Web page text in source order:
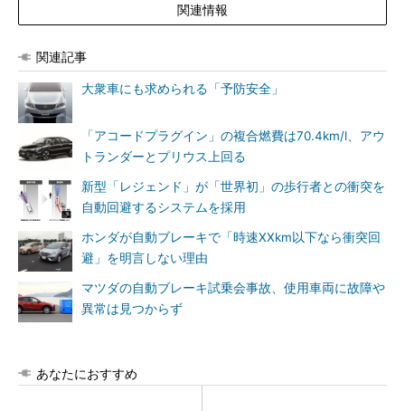
関連情報
関連記事
大衆車にも求められる「予防安全」
「アコードプラグイン」の複合燃費は70.4km/l、アウ
トランダーとプリウス上回る
新型「レジェンド」が「世界初」の歩行者との衝突を
自動回避するシステムを採用
ホンダが自動ブレーキで「時速XXkm以下なら衝突回
避」を明言しない理由
マツダの自動ブレーキ試乗会事故、使用車両に故障や
異常は見つからず
あなたにおすすめ